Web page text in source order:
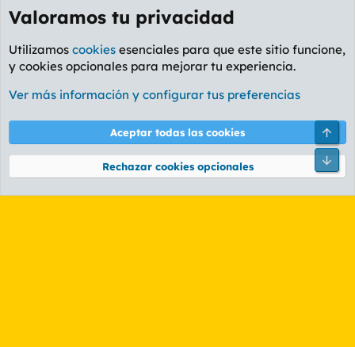
Etiquetas
Cookies
PL OLDSTYLE AMARILLO
Términos y reglas Política de privacidad Ayuda
Community platform by XenForo® © 2010-2026 XenForo Ltd.
Valoramos tu privacidad
Utilizamos cookies esenciales para que este sitio funcione,
y cookies opcionales para mejorar tu experiencia.
Ver más información y configurar tus preferencias
Aceptar todas las cookies
Rechazar cookies opcionales
Pie